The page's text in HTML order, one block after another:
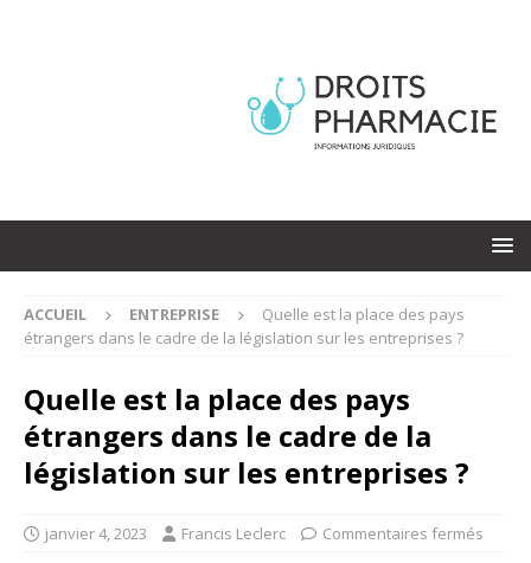
ACCUEIL ENTREPRISE
Quelle est la place des pays
étrangers dans le cadre de la législation sur les entreprises ?
Quelle est la place des pays
étrangers dans le cadre de la
législation sur les entreprises ?
janvier 4, 2023 Francis Leclerc Commentaires fermés